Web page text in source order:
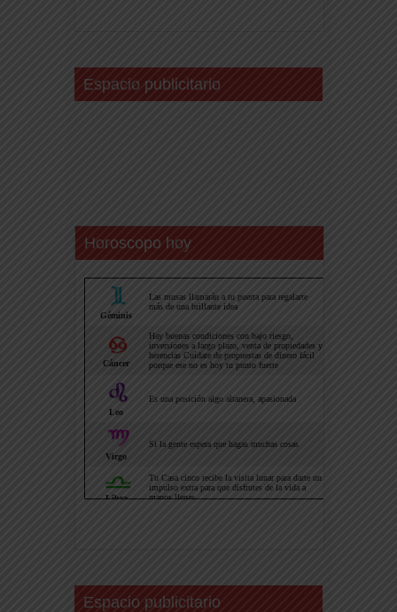
Espacio publicitario
Horoscopo hoy
Espacio publicitario